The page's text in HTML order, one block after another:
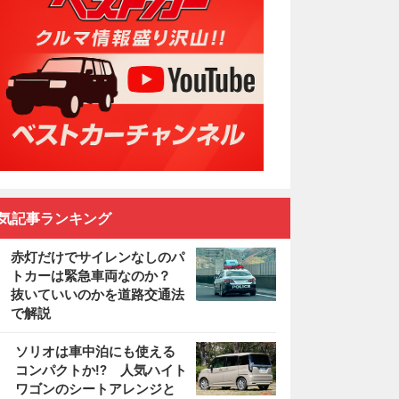
記事ランキング
赤灯だけでサイレンなしのパ
トカーは緊急車両なのか？
抜いていいのかを道路交通法
で解説
ソリオは車中泊にも使える
コンパクトか!? 人気ハイト
ワゴンのシートアレンジと